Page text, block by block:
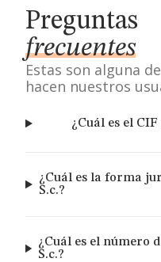
Preguntas
frecuentes
Estas son alguna
hacen nuestros
¿Cuál es el
¿Cuál es la forma
S.c.?
¿Cuál es el número
S.c.?